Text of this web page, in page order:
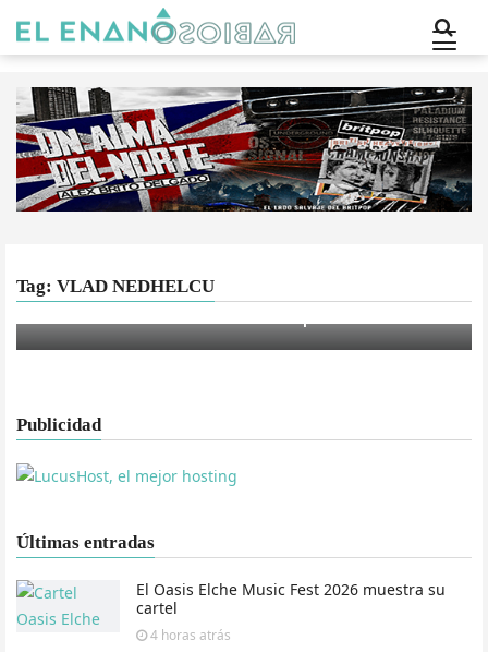
Tag: VLAD NEDHELCU
MÚSICA
Publicidad
Últimas entradas
El Oasis Elche Music Fest 2026 muestra su
cartel
4 horas atrás